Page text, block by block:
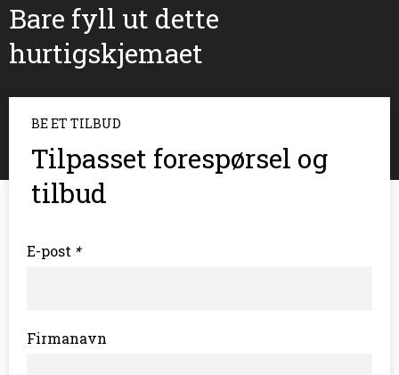
Bare fyll ut dette
hurtigskjemaet
BE ET TILBUD
Tilpasset forespørsel og
tilbud
*
E-post
Firmanavn